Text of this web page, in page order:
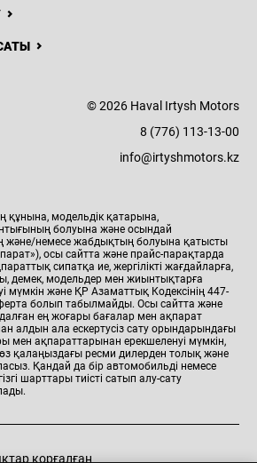
© 2026 Haval Irtysh Motors
8 (776) 113-13-00
info@irtyshmotors.kz
құнына, модельдік қатарына,
болуына және осындай
және/немесе жабдықтың болуына қатысты
осы сайтта және прайс-парақтарда
сипатқа ие, жергілікті жағдайларға,
демек, модельдер мен жиынтықтарға
мүмкін және ҚР Азаматтық Кодексінің 447-
болып табылмайды. Осы сайтта және
ең жоғары бағалар мен ақпарат
алдын ала ескертусіз сату орындарындағы
мен ақпараттарынан ерекшеленуі мүмкін,
қалаңыздағы ресми дилерден толық және
Қандай да бір автомобильді немесе
шарттары тиісті сатып алу-сату
қорғалған